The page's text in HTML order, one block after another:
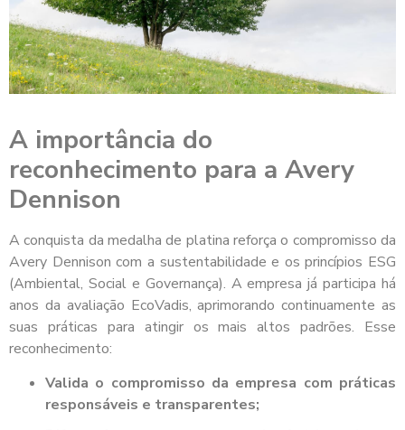
A importância do
reconhecimento para a Avery
Dennison
A conquista da medalha de platina reforça o compromisso da
Avery Dennison com a sustentabilidade e os princípios ESG
(Ambiental, Social e Governança). A empresa já participa há
anos da avaliação EcoVadis, aprimorando continuamente as
suas práticas para atingir os mais altos padrões. Esse
reconhecimento:
Valida o compromisso da empresa com práticas
responsáveis e transparentes;